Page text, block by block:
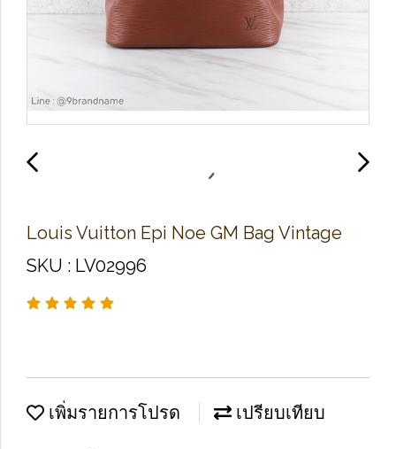
Louis Vuitton Epi Noe GM Bag Vintage
SKU : LV02996
เพิ่มรายการโปรด เปรียบเทียบ